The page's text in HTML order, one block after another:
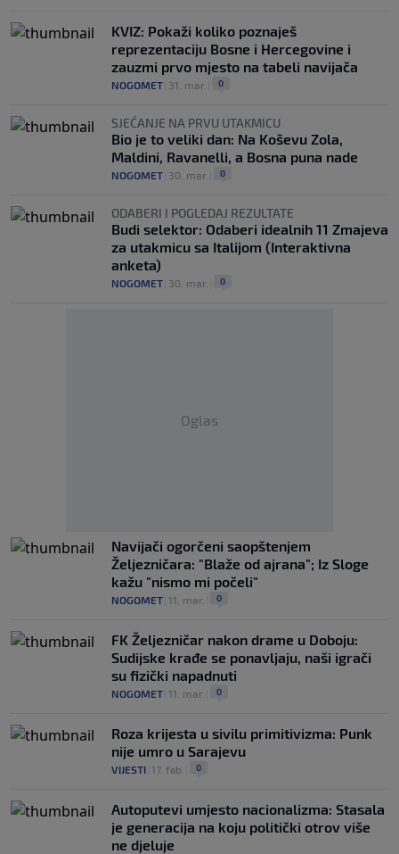
KVIZ: Pokaži koliko poznaješ
reprezentaciju Bosne i Hercegovine i
zauzmi prvo mjesto na tabeli navijača
NOGOMET 31. mar. 0
SJEĆANJE NA PRVU UTAKMICU
Bio je to veliki dan: Na Koševu Zola,
Maldini, Ravanelli, a Bosna puna nade
NOGOMET 30. mar. 0
ODABERI I POGLEDAJ REZULTATE
Budi selektor: Odaberi idealnih 11 Zmajeva
za utakmicu sa Italijom (Interaktivna
anketa)
NOGOMET 30. mar. 0
Oglas
Navijači ogorčeni saopštenjem
Željezničara: "Blaže od ajrana"; Iz Sloge
kažu "nismo mi počeli"
NOGOMET 11. mar. 0
FK Željezničar nakon drame u Doboju:
Sudijske krađe se ponavljaju, naši igrači
su fizički napadnuti
NOGOMET 11. mar. 0
Roza krijesta u sivilu primitivizma: Punk
nije umro u Sarajevu
VIJESTI 17. feb. 0
Autoputevi umjesto nacionalizma: Stasala
je generacija na koju politički otrov više
ne djeluje